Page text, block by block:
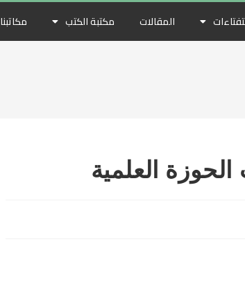
المقالات مكتبة الكتب مكاتبنا
العلمية